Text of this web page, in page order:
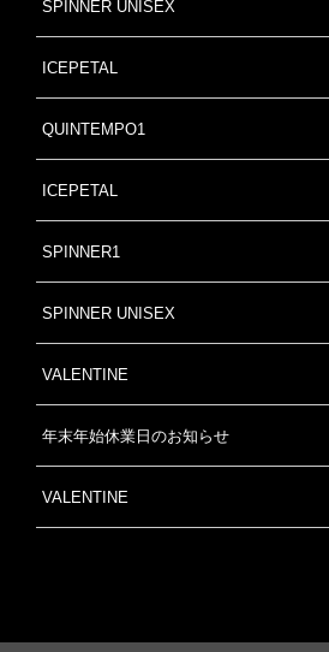
SPINNER UNISEX
ICEPETAL
QUINTEMPO1
ICEPETAL
SPINNER1
SPINNER UNISEX
VALENTINE
年末年始休業日のお知らせ
VALENTINE